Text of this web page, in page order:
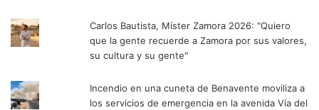
Carlos Bautista, Míster Zamora 2026: "Quiero
que la gente recuerde a Zamora por sus valores,
su cultura y su gente"
Incendio en una cuneta de Benavente moviliza a
los servicios de emergencia en la avenida Vía del